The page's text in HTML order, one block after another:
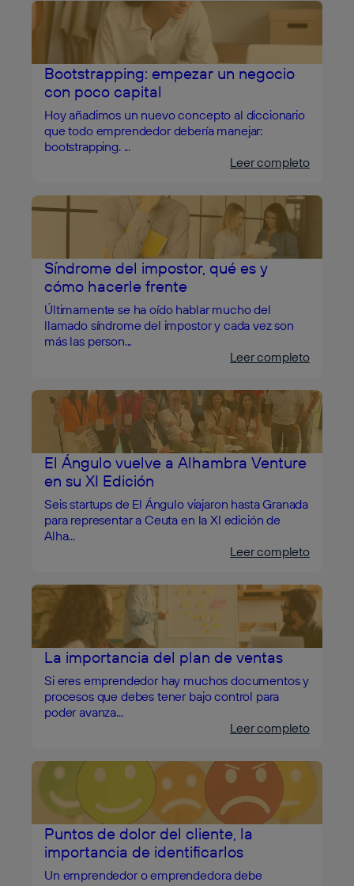
Bootstrapping: empezar un negocio
con poco capital
Hoy añadimos un nuevo concepto al diccionario
que todo emprendedor debería manejar:
bootstrapping. ...
Leer completo
Síndrome del impostor, qué es y
cómo hacerle frente
Últimamente se ha oído hablar mucho del
llamado síndrome del impostor y cada vez son
más las person...
Leer completo
El Ángulo vuelve a Alhambra Venture
en su XI Edición
Seis startups de El Ángulo viajaron hasta Granada
para representar a Ceuta en la XI edición de
Alha...
Leer completo
La importancia del plan de ventas
Si eres emprendedor hay muchos documentos y
procesos que debes tener bajo control para
poder avanza...
Leer completo
Puntos de dolor del cliente, la
importancia de identificarlos
Un emprendedor o emprendedora debe